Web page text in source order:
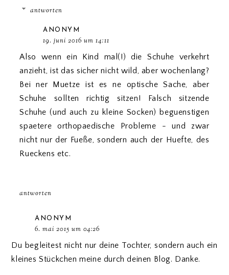
antworten
ANONYM
19. juni 2016 um 14:11
Also wenn ein Kind mal(!) die Schuhe verkehrt
anzieht, ist das sicher nicht wild, aber wochenlang?
Bei ner Muetze ist es ne optische Sache, aber
Schuhe sollten richtig sitzen! Falsch sitzende
Schuhe (und auch zu kleine Socken) beguenstigen
spaetere orthopaedische Probleme - und zwar
nicht nur der Fueße, sondern auch der Huefte, des
Rueckens etc.
antworten
ANONYM
6. mai 2015 um 04:26
Du begleitest nicht nur deine Tochter, sondern auch ein
kleines Stückchen meine durch deinen Blog. Danke.